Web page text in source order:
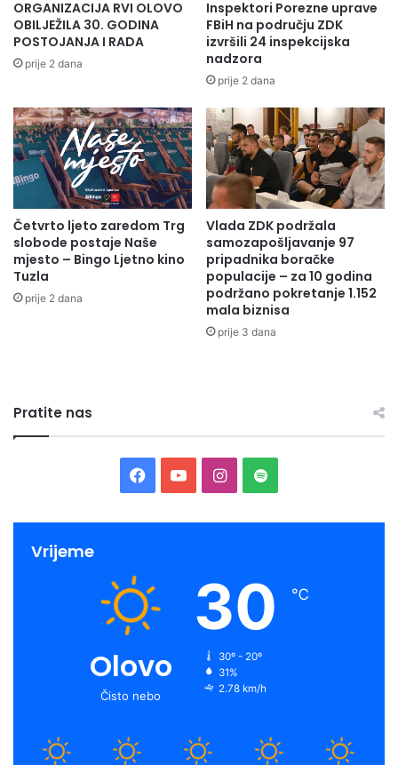
ORGANIZACIJA RVI OLOVO
OBILJEŽILA 30. GODINA
POSTOJANJA I RADA
prije 2 dana
Inspektori Porezne uprave
FBiH na području ZDK
izvršili 24 inspekcijska
nadzora
prije 2 dana
Četvrto ljeto zaredom Trg
slobode postaje Naše
mjesto – Bingo Ljetno kino
Tuzla
prije 2 dana
Vlada ZDK podržala
samozapošljavanje 97
pripadnika boračke
populacije – za 10 godina
podržano pokretanje 1.152
mala biznisa
prije 3 dana
Pratite nas
Facebook
YouTubeInstagram
Spotify
Vrijeme
Olovo
Čisto nebo
30 ℃
30º - 20º
31%
2.78 km/h